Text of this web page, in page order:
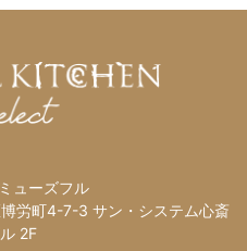
ューズフル
労町4-7-3 サン・システム心斎
2F